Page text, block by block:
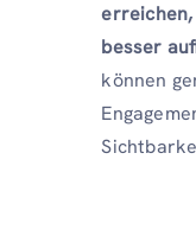
erreichen,
besser
können